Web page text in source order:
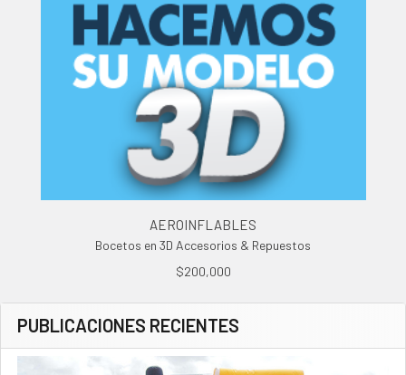
AEROINFLABLES
Bocetos en 3D Accesorios & Repuestos
$200,000
PUBLICACIONES RECIENTES